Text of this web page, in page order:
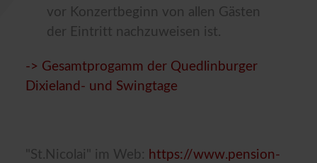
vor Konzertbeginn von allen Gästen
der Eintritt nachzuweisen ist.
-> Gesamtprogamm der Quedlinburger
Dixieland- und Swingtage
"St.Nicolai" im Web: https://www.pension-